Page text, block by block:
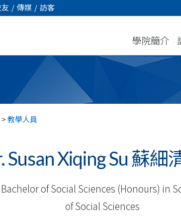
/ 傳媒 / 訪客
學院簡介
>教學人員
Susan Xiqing Su 蘇細
of Social Sciences (Honours) in
of Social Sciences